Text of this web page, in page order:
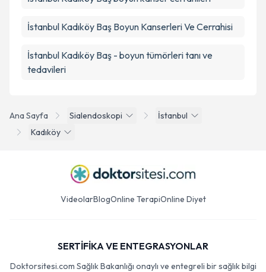
Ana Sayfa Sialendoskopi
İstanbul
Kadıköy
İstanbul Kadıköy Baş Boyun Kanserleri Ve Cerrahisi
İstanbul Kadıköy Baş - boyun tümörleri tanı ve
tedavileri
VideolarBlogOnline TerapiOnline Diyet
SERTİFİKA VE ENTEGRASYONLAR
Doktorsitesi.com Sağlık Bakanlığı onaylı ve entegreli bir sağlık bilgi